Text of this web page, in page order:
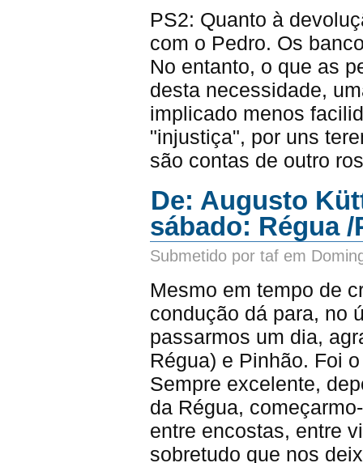
PS2: Quanto à
com o Pedro. Os
No entanto, o que as
desta necessidade,
implicado menos
"injustiça", por uns
são contas de outro
De: Augusto
sábado: Régua
Submetido por taf em
Mesmo em tempo de
condução dá para, no
passarmos um dia,
Régua) e Pinhão. Foi
Sempre excelente,
da Régua,
entre encostas, entre
sobretudo que nos